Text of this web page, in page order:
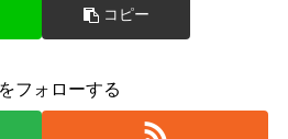
コピー
フォローする